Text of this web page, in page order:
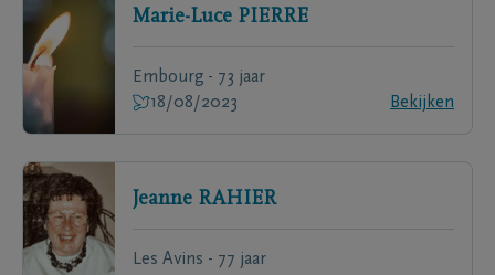
Marie-Luce PIERRE
Embourg - 73 jaar
18/08/2023
Bekijken
Jeanne RAHIER
Les Avins - 77 jaar